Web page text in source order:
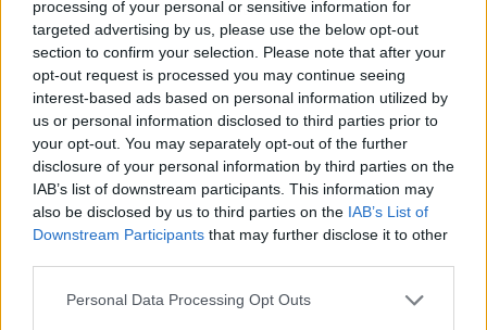
processing of your personal or sensitive information for
targeted advertising by us, please use the below opt-out
section to confirm your selection. Please note that after your
opt-out request is processed you may continue seeing
interest-based ads based on personal information utilized by
us or personal information disclosed to third parties prior to
your opt-out. You may separately opt-out of the further
disclosure of your personal information by third parties on the
IAB’s list of downstream participants. This information may
also be disclosed by us to third parties on the IAB’s List of
Downstream Participants that may further disclose it to other
Personal Data Processing Opt Outs
Publicidad